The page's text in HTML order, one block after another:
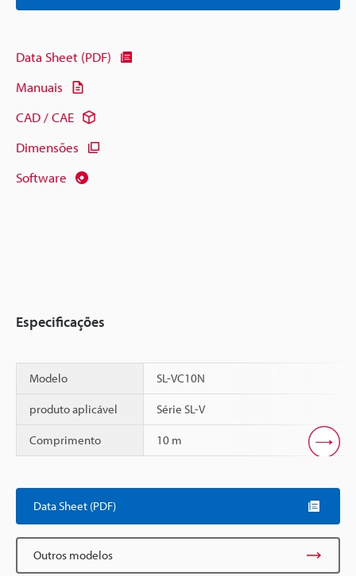
Data Sheet (PDF)
Manuais
CAD / CAE
Dimensões
Software
Especificações
Modelo SL-VC10N
produto aplicável Série SL-V
Comprimento 10 m
Data Sheet (PDF)
Outros modelos